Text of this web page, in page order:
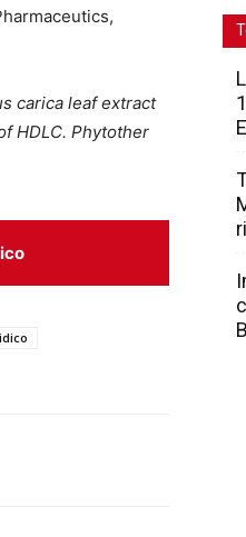
carica leaf extract
HDL­C. Phytother